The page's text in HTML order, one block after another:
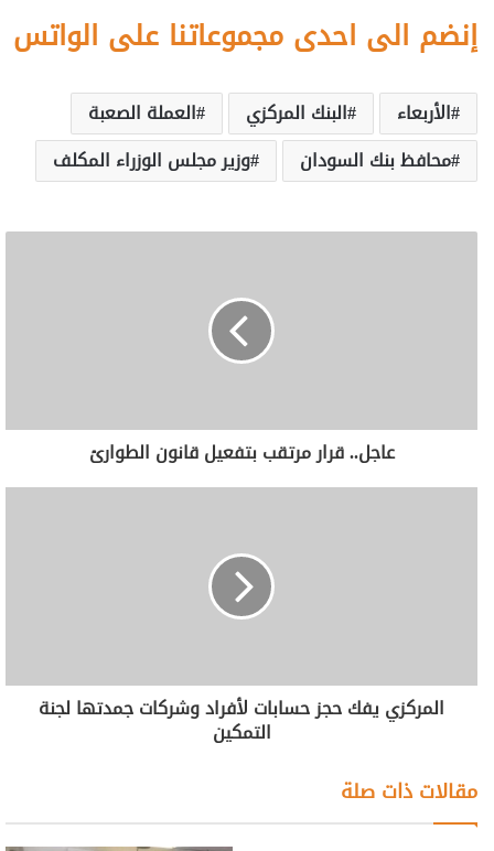
إنضم الى احدى مجموعاتنا على الواتس
الأربعاء البنك المركزي
العملة الصعبة
محافظ بنك السودان
وزير مجلس الوزراء المكلف
عاجل.. قرار مرتقب بتفعيل قانون الطوارئ
المركزي يفك حجز حسابات لأفراد وشركات جمدتها لجنة
التمكين
مقالات ذات صلة